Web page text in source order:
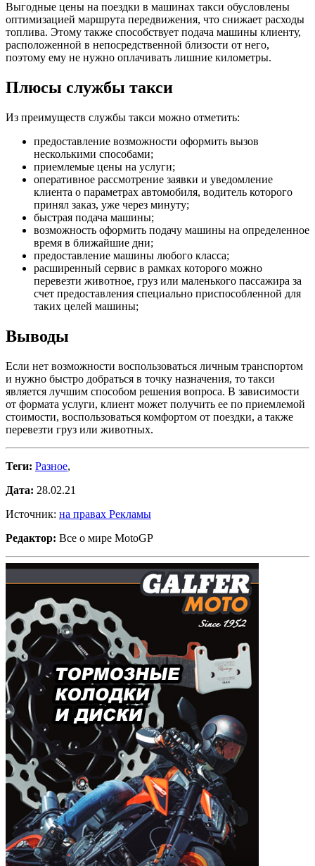
Выгодные цены на поездки в машинах такси обусловлены
оптимизацией маршрута передвижения, что снижает расходы
топлива. Этому также способствует подача машины клиенту,
расположенной в непосредственной близости от него,
поэтому ему не нужно оплачивать лишние километры.
Плюсы службы такси
Из преимуществ службы такси можно отметить:
предоставление возможности оформить вызов
несколькими способами;
приемлемые цены на услуги;
оперативное рассмотрение заявки и уведомление
клиента о параметрах автомобиля, водитель которого
принял заказ, уже через минуту;
быстрая подача машины;
возможность оформить подачу машины на определенное
время в ближайшие дни;
предоставление машины любого класса;
расширенный сервис в рамках которого можно
перевезти животное, груз или маленького пассажира за
счет предоставления специально приспособленной для
таких целей машины;
Выводы
Если нет возможности воспользоваться личным транспортом
и нужно быстро добраться в точку назначения, то такси
является лучшим способом решения вопроса. В зависимости
от формата услуги, клиент может получить ее по приемлемой
стоимости, воспользоваться комфортом от поездки, а также
перевезти груз или животных.
Теги: Разное,
Дата: 28.02.21
Источник: на правах Рекламы
Редактор: Все о мире MotoGP